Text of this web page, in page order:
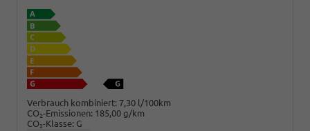
Verbrauch kombiniert: 7,30 l/100km
CO2-Emissionen: 185,00 g/km
CO2-Klasse: G